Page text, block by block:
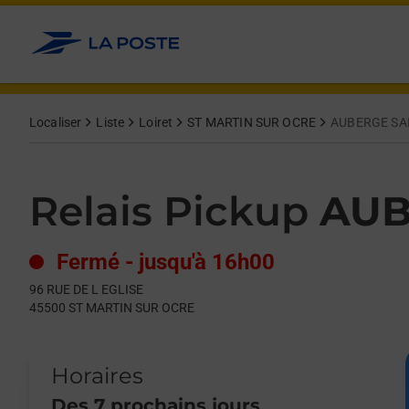
Allez au contenu
Localiser Liste Loiret ST MARTIN SUR OCRE AUBERGE
Relais Pickup
Fermé - jusqu'à 16h00
96 RUE DE L EGLISE
45500 ST MARTIN SUR OCRE
Horaires
Day of the WeekHours
Get directions to Relais Pickup at 96 RUE DE L EGLISE ST
lien s'ouvre dans un nouvel onglet